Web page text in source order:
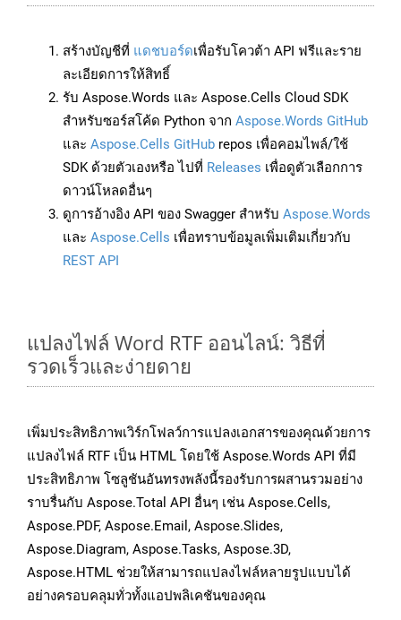
สร้างบัญชีที่ แดชบอร์ดเพื่อรับโควต้า API ฟรีและราย
ละเอียดการให้สิทธิ์
รับ Aspose.Words และ Aspose.Cells Cloud SDK
สำหรับซอร์สโค้ด Python จาก Aspose.Words GitHub
และ Aspose.Cells GitHub repos เพื่อคอมไพล์/ใช้
SDK ด้วยตัวเองหรือ ไปที่ Releases เพื่อดูตัวเลือกการ
ดาวน์โหลดอื่นๆ
ดูการอ้างอิง API ของ Swagger สำหรับ Aspose.Words
และ Aspose.Cells เพื่อทราบข้อมูลเพิ่มเติมเกี่ยวกับ
REST API
แปลงไฟล์ Word RTF ออนไลน์: วิธีที่
รวดเร็วและง่ายดาย
เพิ่มประสิทธิภาพเวิร์กโฟลว์การแปลงเอกสารของคุณด้วยการ
แปลงไฟล์ RTF เป็น HTML โดยใช้ Aspose.Words API ที่มี
ประสิทธิภาพ โซลูชันอันทรงพลังนี้รองรับการผสานรวมอย่าง
ราบรื่นกับ Aspose.Total API อื่นๆ เช่น Aspose.Cells,
Aspose.PDF, Aspose.Email, Aspose.Slides,
Aspose.Diagram, Aspose.Tasks, Aspose.3D,
Aspose.HTML ช่วยให้สามารถแปลงไฟล์หลายรูปแบบได้
อย่างครอบคลุมทั่วทั้งแอปพลิเคชันของคุณ